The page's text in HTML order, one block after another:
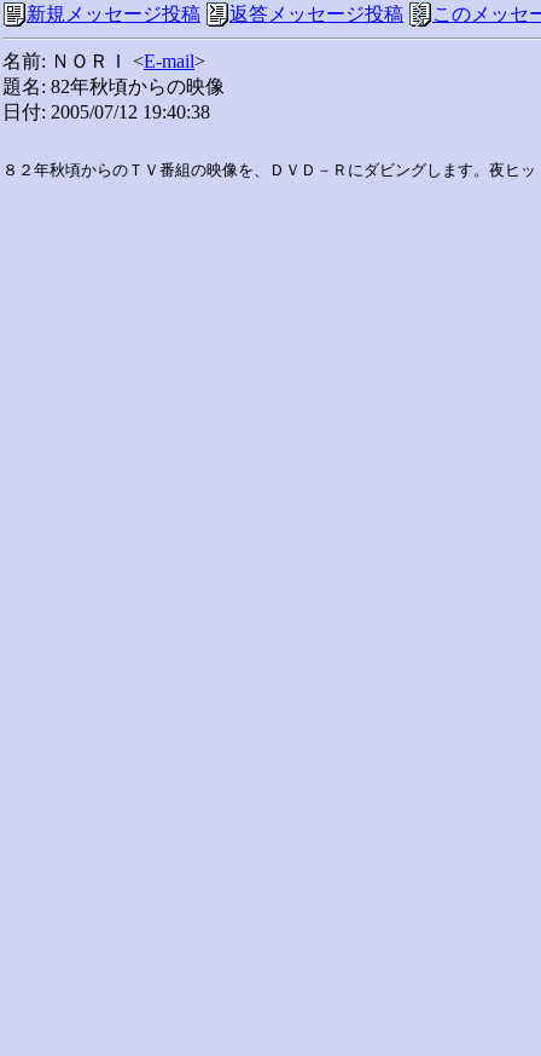
新規メッセージ投稿 返答メッセージ投稿 このメッセ
名前: ＮＯＲＩ <E-mail>
題名: 82年秋頃からの映像
日付: 2005/07/12 19:40:38